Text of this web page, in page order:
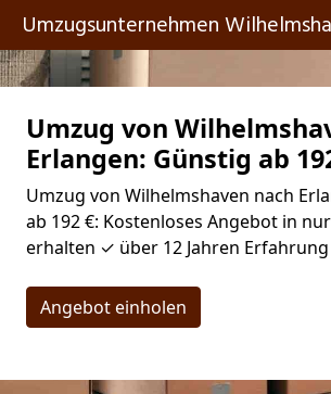
Umzugsunternehmen
Umzug von
Erlangen: Günstig ab
Umzug von Wilhelmshaven nach
ab 192 €: Kostenloses Angebot in
erhalten ✓ über 12 Jahren Erfahrung
Angebot einholen